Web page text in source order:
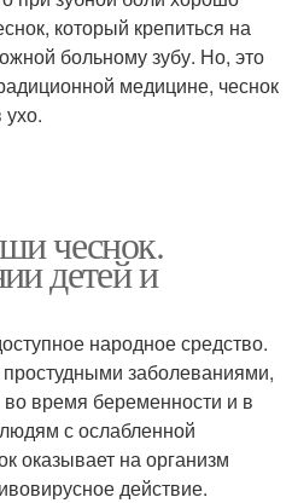
который крепиться на
больному зубу. Но, это
медицине, чеснок
чеснок.
детей и
народное средство.
заболеваниями,
время беременности и в
с ослабленной
оказывает на организм
действие.